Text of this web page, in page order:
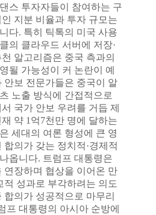
스 투자자들이 참여하는 구
지분 비율과 투자 규모는
다. 특히 틱톡의 미국 사용
의 클라우드 서버에 저장·
알고리즘은 중국 측과의
될 가능성이 커 논란이 예
안보 전문가들은 중국이 알
노출 방식에 간접적으로
국가 안보 우려를 거듭 제
약 1억7천만 명에 달하는
세대의 여론 형성에 큰 영
의가 갖는 정치적·경제적
옵니다. 트럼프 대통령은
연장하며 협상을 이어온 만
성과로 부각하려는 의도
의가 성공적으로 마무리
프 대통령의 아시아 순방에